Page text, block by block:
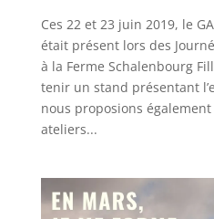
Ces 22 et 23 juin 2019, le
était présent lors des
à la Ferme Schalenbourg
tenir un stand présentant
nous proposions
ateliers...